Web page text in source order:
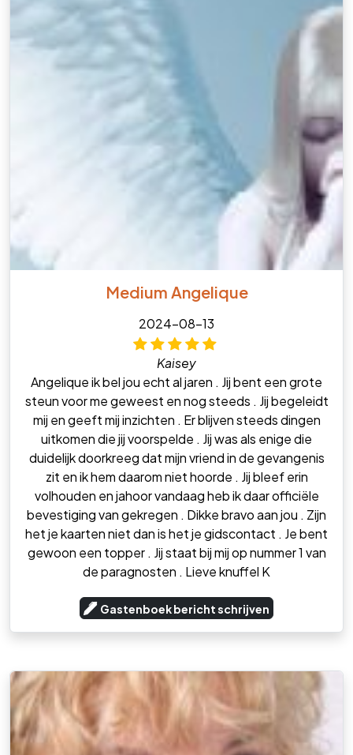
Medium Angelique
2024-08-13
Kaisey
Angelique ik bel jou echt al jaren . Jij bent een grote
steun voor me geweest en nog steeds . Jij begeleidt
mij en geeft mij inzichten . Er blijven steeds dingen
uitkomen die jij voorspelde . Jij was als enige die
duidelijk doorkreeg dat mijn vriend in de gevangenis
zit en ik hem daarom niet hoorde . Jij bleef erin
volhouden en jahoor vandaag heb ik daar officiële
bevestiging van gekregen . Dikke bravo aan jou . Zijn
het je kaarten niet dan is het je gidscontact . Je bent
gewoon een topper . Jij staat bij mij op nummer 1 van
de paragnosten . Lieve knuffel K
Gastenboek bericht schrijven